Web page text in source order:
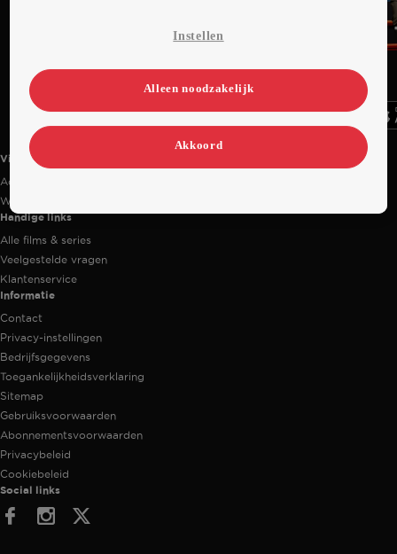
naar
naar
programma
naar
programma
Videoland useful links.
Videoland
Actiecode
Werken bij RTL
Handige links
Alle films & series
Veelgestelde vragen
Klantenservice
Informatie
Contact
Privacy-instellingen
Bedrijfsgegevens
Toegankelijkheidsverklaring
Sitemap
Gebruiksvoorwaarden
Abonnementsvoorwaarden
Privacybeleid
Cookiebeleid
Social links
FacebookInstagram
Instellen
Alleen noodzakelijk
Akkoord